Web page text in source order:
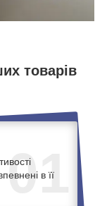
товарів
01
в її